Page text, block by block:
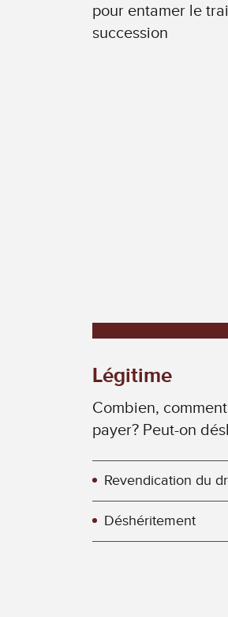
pour entamer le
succession
Légitime
Combien,
payer? Peut-on
Revendication du
Déshéritement